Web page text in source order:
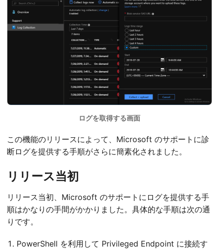
ログを取得する画面
この機能のリリースによって、Microsoft のサポートに診
断ログを提供する手順がさらに簡素化されました。
リリース当初
リリース当初、Microsoft のサポートにログを提供する手
順はかなりの手間がかかりました。具体的な手順は次の通
りです。
PowerShell を利用して Privileged Endpoint に接続す